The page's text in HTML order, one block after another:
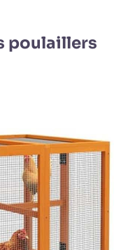
poulaillers